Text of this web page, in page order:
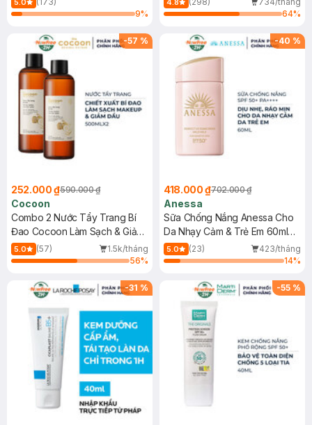
5.0
9%
4.8
64%
-57 %
252.000 ₫590.000 ₫
Cocoon
Combo 2 Nước Tẩy Trang Bí
Đao Cocoon Làm Sạch & Giảm
Dầu 500ml
5.0 (57)
1.5k/tháng
56%
-40 %
418.000 ₫702.000 ₫
Anessa
Sữa Chống Nắng Anessa Cho
Da Nhạy Cảm & Trẻ Em 60ml
(Mới)
5.0 (23)
423/tháng
14%
-31 % -55 %